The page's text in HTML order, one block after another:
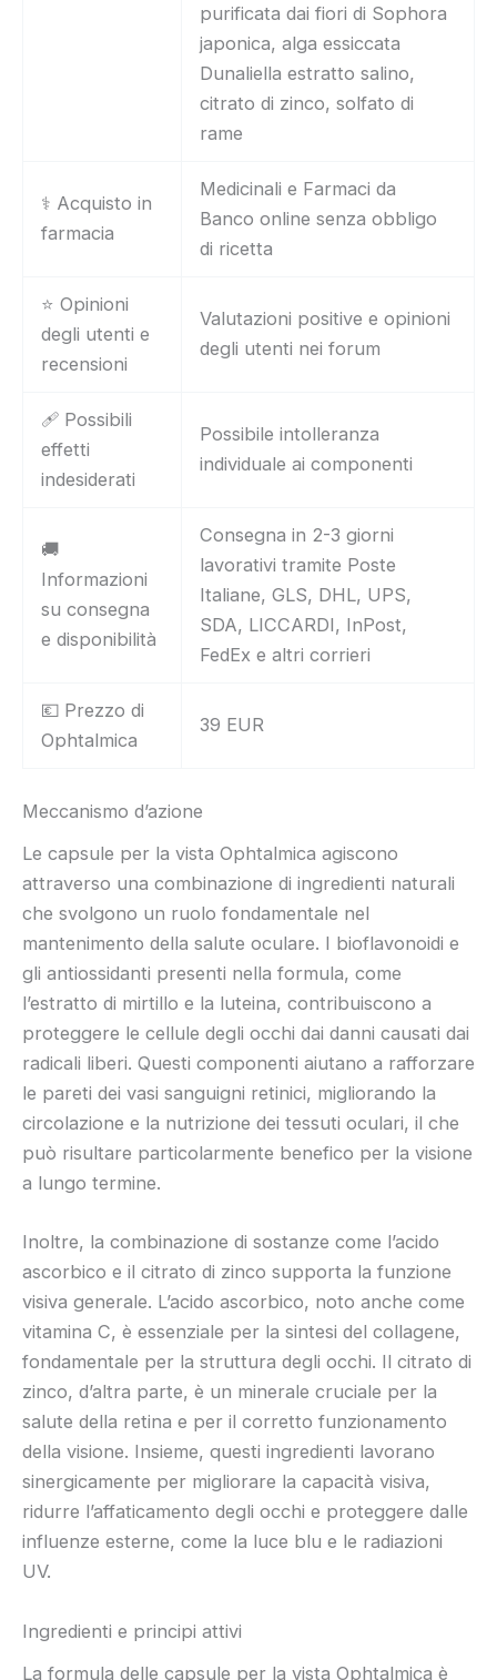
purificata dai fiori di Sophora
japonica, alga essiccata
Dunaliella estratto salino,
citrato di zinco, solfato di
rame
⚕️ Acquisto in
farmacia
Medicinali e Farmaci da
Banco online senza obbligo
di ricetta
⭐ Opinioni
degli utenti e
recensioni
Valutazioni positive e opinioni
degli utenti nei forum
🩹 Possibili
effetti
indesiderati
Possibile intolleranza
individuale ai componenti
🚚
Informazioni
su consegna
e disponibilità
Consegna in 2-3 giorni
lavorativi tramite Poste
Italiane, GLS, DHL, UPS,
SDA, LICCARDI, InPost,
FedEx e altri corrieri
💶 Prezzo di
Ophtalmica
39 EUR
Meccanismo d’azione
Le capsule per la vista Ophtalmica agiscono
attraverso una combinazione di ingredienti naturali
che svolgono un ruolo fondamentale nel
mantenimento della salute oculare. I bioflavonoidi e
gli antiossidanti presenti nella formula, come
l’estratto di mirtillo e la luteina, contribuiscono a
proteggere le cellule degli occhi dai danni causati dai
radicali liberi. Questi componenti aiutano a rafforzare
le pareti dei vasi sanguigni retinici, migliorando la
circolazione e la nutrizione dei tessuti oculari, il che
può risultare particolarmente benefico per la visione
a lungo termine.
Inoltre, la combinazione di sostanze come l’acido
ascorbico e il citrato di zinco supporta la funzione
visiva generale. L’acido ascorbico, noto anche come
vitamina C, è essenziale per la sintesi del collagene,
fondamentale per la struttura degli occhi. Il citrato di
zinco, d’altra parte, è un minerale cruciale per la
salute della retina e per il corretto funzionamento
della visione. Insieme, questi ingredienti lavorano
sinergicamente per migliorare la capacità visiva,
ridurre l’affaticamento degli occhi e proteggere dalle
influenze esterne, come la luce blu e le radiazioni
UV.
Ingredienti e principi attivi
La formula delle capsule per la vista Ophtalmica è